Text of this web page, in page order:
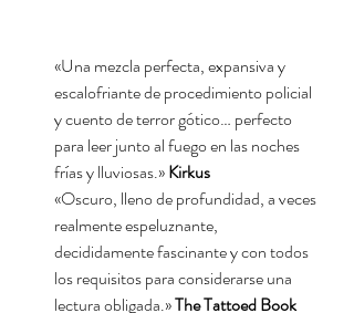
«Una mezcla perfecta, expansiva y
escalofriante de procedimiento policial
y cuento de terror gótico… perfecto
para leer junto al fuego en las noches
frías y lluviosas.»Kirkus
«Oscuro, lleno de profundidad, a veces
realmente espeluznante,
decididamente fascinante y con todos
los requisitos para considerarse una
lectura obligada.»The Tattoed Book